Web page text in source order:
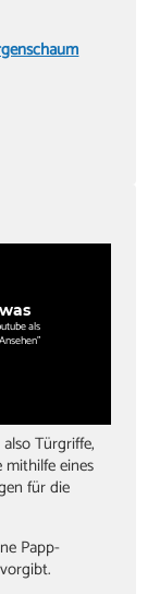
als
Türgriffe,
mithilfe eines
für die
Papp-